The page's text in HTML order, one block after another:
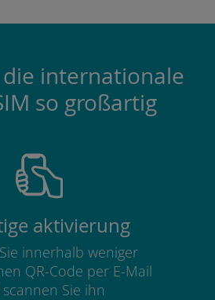
internationale
so großartig
aktivierung
innerhalb weniger
QR-Code per E-Mail
Sie ihn